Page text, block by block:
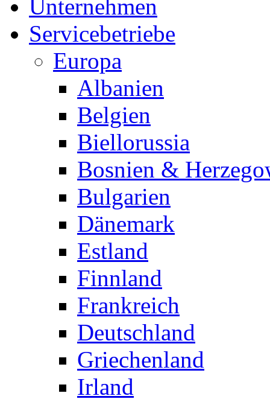
Unternehmen
Servicebetriebe
Europa
Albanien
Belgien
Biellorussia
Bosnien &
Bulgarien
Dänemark
Estland
Finnland
Frankreich
Deutschland
Griechenland
Irland